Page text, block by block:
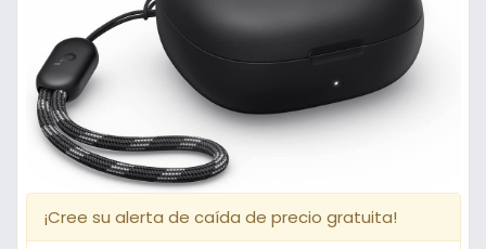
¡Cree su alerta de caída de precio gratuita!